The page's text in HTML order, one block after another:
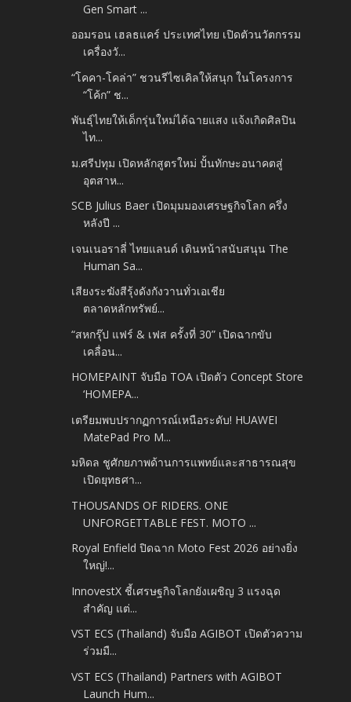
Gen Smart ...
ออมรอน เฮลธแคร์ ประเทศไทย เปิดตัวนวัตกรรม
เครื่องวั...
“โคคา-โคล่า” ชวนรีไซเคิลให้สนุก ในโครงการ
“โค้ก” ช...
พันธุ์ไทยให้เด็กรุ่นใหม่ได้ฉายแสง แจ้งเกิดศิลปิน
ไท...
ม.ศรีปทุม เปิดหลักสูตรใหม่ ปั้นทักษะอนาคตสู่
อุตสาห...
SCB Julius Baer เปิดมุมมองเศรษฐกิจโลก ครึ่ง
หลังปี ...
เจนเนอราลี่ ไทยแลนด์ เดินหน้าสนับสนุน The
Human Sa...
เสียงระฆังสีรุ้งดังกังวานทั่วเอเชีย
ตลาดหลักทรัพย์...
“สหกรุ๊ป แฟร์ & เฟส ครั้งที่ 30” เปิดฉากขับ
เคลื่อน...
HOMEPAINT จับมือ TOA เปิดตัว Concept Store
‘HOMEPA...
เตรียมพบปรากฏการณ์เหนือระดับ! HUAWEI
MatePad Pro M...
มหิดล ชูศักยภาพด้านการแพทย์และสาธารณสุข
เปิดยุทธศา...
THOUSANDS OF RIDERS. ONE
UNFORGETTABLE FEST. MOTO ...
Royal Enfield ปิดฉาก Moto Fest 2026 อย่างยิ่ง
ใหญ่!...
InnovestX ชี้เศรษฐกิจโลกยังเผชิญ 3 แรงฉุด
สำคัญ แต่...
VST ECS (Thailand) จับมือ AGIBOT เปิดตัวความ
ร่วมมื...
VST ECS (Thailand) Partners with AGIBOT
Launch Hum...